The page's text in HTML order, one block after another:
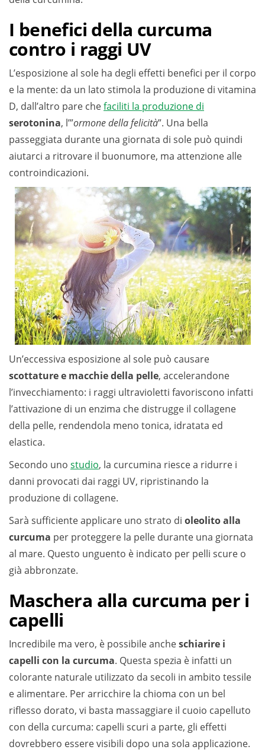
I benefici della curcuma
contro i raggi UV
L’esposizione al sole ha degli effetti benefici per il corpo
e la mente: da un lato stimola la produzione di vitamina
D, dall’altro pare chefaciliti la produzione di
serotonina, l’”ormone della felicità”. Una bella
passeggiata durante una giornata di sole può quindi
aiutarci a ritrovare il buonumore, ma attenzione alle
controindicazioni.
Un’eccessiva esposizione al sole può causare
scottature e macchie della pelle, accelerandone
l’invecchiamento: i raggi ultravioletti favoriscono infatti
l’attivazione di un enzima che distrugge il collagene
della pelle, rendendola meno tonica, idratata ed
elastica.
Secondo uno studio, la curcumina riesce a ridurre i
danni provocati dai raggi UV, ripristinando la
produzione di collagene.
Sarà sufficiente applicare uno strato di oleolito alla
curcuma per proteggere la pelle durante una giornata
al mare. Questo unguento è indicato per pelli scure o
già abbronzate.
Maschera alla curcuma per i
capelli
Incredibile ma vero, è possibile ancheschiarire i
capelli con la curcuma. Questa spezia è infatti un
colorante naturale utilizzato da secoli in ambito tessile
e alimentare. Per arricchire la chioma con un bel
riflesso dorato, vi basta massaggiare il cuoio capelluto
con della curcuma: capelli scuri a parte, gli effetti
dovrebbero essere visibili dopo una sola applicazione.